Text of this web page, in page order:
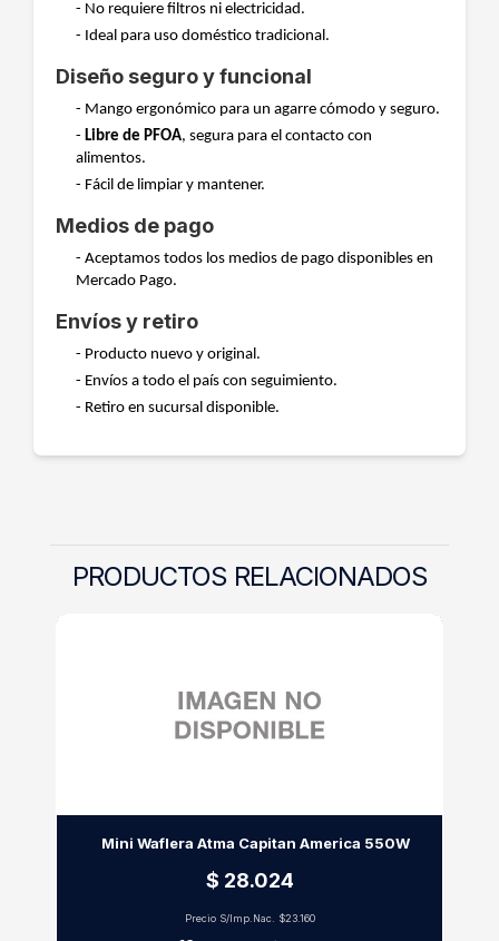
- No requiere filtros ni electricidad.
- Ideal para uso doméstico tradicional.
Diseño seguro y funcional
- Mango ergonómico para un agarre cómodo y seguro.
- Libre de PFOA, segura para el contacto con
alimentos.
- Fácil de limpiar y mantener.
Medios de pago
- Aceptamos todos los medios de pago disponibles en
Mercado Pago.
Envíos y retiro
- Producto nuevo y original.
- Envíos a todo el país con seguimiento.
- Retiro en sucursal disponible.
PRODUCTOS RELACIONADOS
Mini Waflera Atma Capitan America 550W
$ 28.024
Precio S/Imp.Nac. $23.160